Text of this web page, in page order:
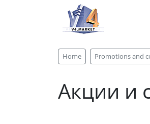
Home Promotions and
Акции и